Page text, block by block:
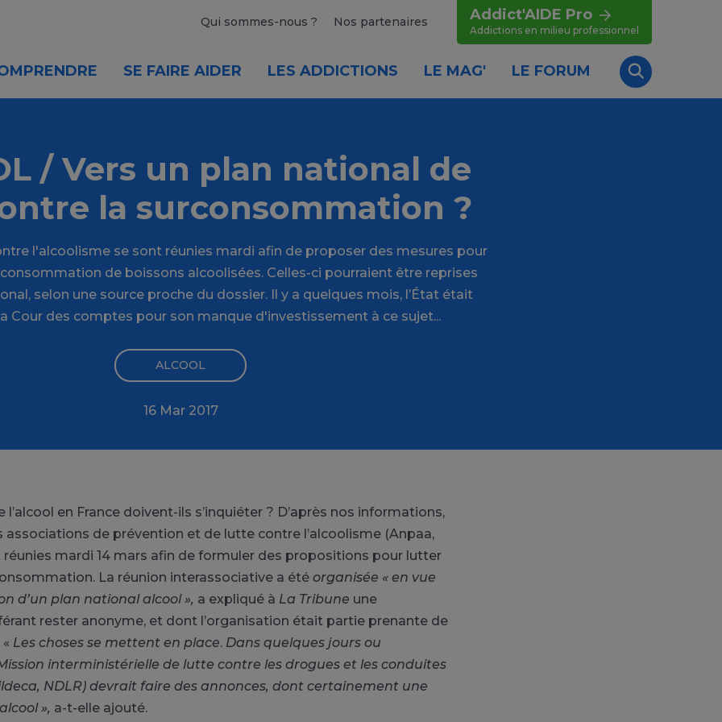
Qui sommes-nous ? Nos partenaires Addict'AIDE Pro
Addictions en milieu professionnel
SE FAIRE AIDER LES ADDICTIONS LE MAG' LE FORUM
Recherche
/ Vers un plan national de
la surconsommation ?
l'alcoolisme se sont réunies mardi afin de proposer des mesures pour
de boissons alcoolisées. Celles-ci pourraient être reprises
selon une source proche du dossier. Il y a quelques mois, l’État était
Cour des comptes pour son manque d'investissement à ce sujet...
ALCOOL
16 Mar 2017
l’alcool en France doivent-ils s’inquiéter ? D’après nos informations,
associations de prévention et de lutte contre l’alcoolisme (Anpaa,
réunies mardi 14 mars afin de formuler des propositions pour lutter
La réunion interassociative a été organisée « en vue
d’un plan national alcool », a expliqué à La Tribune une
rester anonyme, et dont l’organisation était partie prenante de
Les choses se mettent en place. Dans quelques jours ou
interministérielle de lutte contre les drogues et les conduites
NDLR) devrait faire des annonces, dont certainement une
», a-t-elle ajouté.